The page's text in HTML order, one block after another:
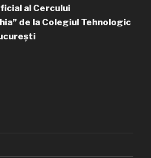
al Cercului
de la Colegiul Tehnologic